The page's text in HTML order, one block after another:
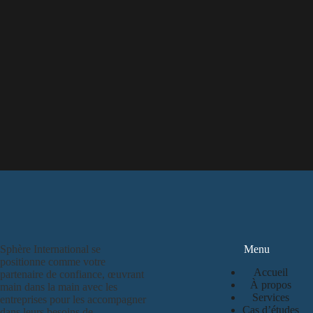
Sphère International se
positionne comme votre
partenaire de confiance, œuvrant
main dans la main avec les
entreprises pour les accompagner
Menu
Accueil
À propos
Services
Cas d’études